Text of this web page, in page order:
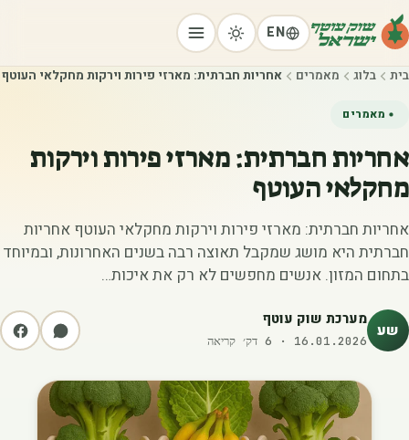
EN
בית בלוג מאמרים ‫אחריות חברתית: מארזי פירות וירקות מחקלאי העוטף‬
מאמרים
‫אחריות חברתית: מארזי פירות וירקות
מחקלאי העוטף‬
אחריות חברתית: מארזי פירות וירקות מחקלאי העוטף אחריות
חברתית היא מושג שמקבל תאוצה רבה בשנים האחרונות, ובמיוחד
בתחום המזון. אנשים מחפשים לא רק את איכות…
שע מערכת שוק עוטף
16.01.2026
·
6 דק׳ קריאה